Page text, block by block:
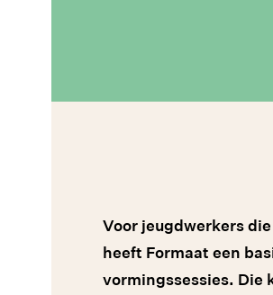
Voor jeugdwerkers
heeft Formaat een
vormingssessies. Die